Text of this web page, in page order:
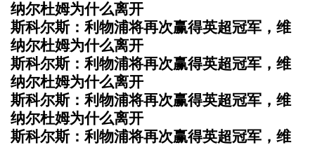
纳尔杜姆为什么离开
斯科尔斯：利物浦将再次赢得英超冠军，维
纳尔杜姆为什么离开
斯科尔斯：利物浦将再次赢得英超冠军，维
纳尔杜姆为什么离开
斯科尔斯：利物浦将再次赢得英超冠军，维
纳尔杜姆为什么离开
斯科尔斯：利物浦将再次赢得英超冠军，维